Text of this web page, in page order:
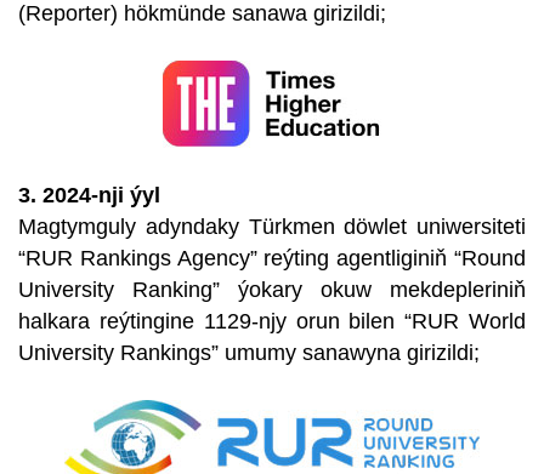
(Reporter) hökmünde sanawa girizildi;
3. 2024-nji ýyl
Magtymguly adyndaky Türkmen döwlet uniwersiteti
“RUR Rankings Agency” reýting agentliginiň “Round
University Ranking” ýokary okuw mekdepleriniň
halkara reýtingine 1129-njy orun bilen “RUR World
University Rankings” umumy sanawyna girizildi;